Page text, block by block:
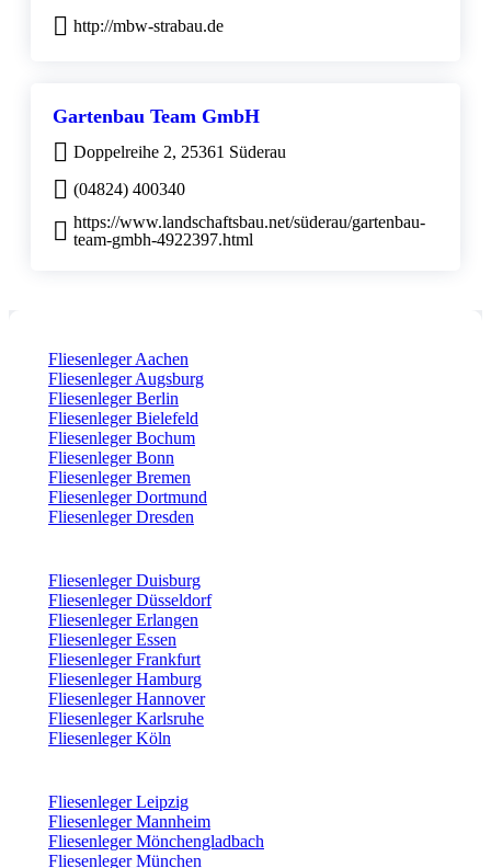
http://mbw-strabau.de
Gartenbau Team GmbH
Doppelreihe 2, 25361 Süderau
(04824) 400340
https://www.landschaftsbau.net/süderau/gartenbau-
team-gmbh-4922397.html
Fliesenleger Aachen
Fliesenleger Augsburg
Fliesenleger Berlin
Fliesenleger Bielefeld
Fliesenleger Bochum
Fliesenleger Bonn
Fliesenleger Bremen
Fliesenleger Dortmund
Fliesenleger Dresden
Fliesenleger Duisburg
Fliesenleger Düsseldorf
Fliesenleger Erlangen
Fliesenleger Essen
Fliesenleger Frankfurt
Fliesenleger Hamburg
Fliesenleger Hannover
Fliesenleger Karlsruhe
Fliesenleger Köln
Fliesenleger Leipzig
Fliesenleger Mannheim
Fliesenleger Mönchengladbach
Fliesenleger München